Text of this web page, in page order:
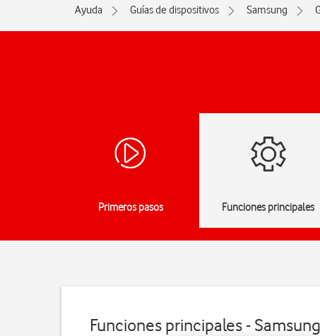
Ayuda Guías de dispositivos Samsung
Primeros pasos Funciones principales
Funciones principales -